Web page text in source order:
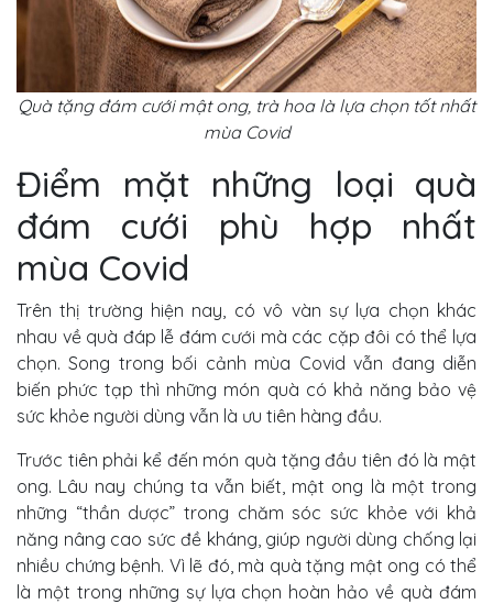
Quà tặng đám cưới mật ong, trà hoa là lựa chọn tốt nhất
mùa Covid
Điểm mặt những loại quà
đám cưới phù hợp nhất
mùa Covid
Trên thị trường hiện nay, có vô vàn sự lựa chọn khác
nhau về quà đáp lễ đám cưới mà các cặp đôi có thể lựa
chọn. Song trong bối cảnh mùa Covid vẫn đang diễn
biến phức tạp thì những món quà có khả năng bảo vệ
sức khỏe người dùng vẫn là ưu tiên hàng đầu.
Trước tiên phải kể đến món quà tặng đầu tiên đó là mật
ong. Lâu nay chúng ta vẫn biết, mật ong là một trong
những “thần dược” trong chăm sóc sức khỏe với khả
năng nâng cao sức đề kháng, giúp người dùng chống lại
nhiều chứng bệnh. Vì lẽ đó, mà quà tặng mật ong có thể
là một trong những sự lựa chọn hoàn hảo về quà đám